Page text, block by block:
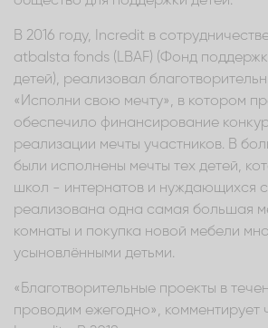
В 2016 году, Incredit в
atbalsta fonds (LBAF) (Фонд
детей), реализовал
«Исполни свою мечту», в котором
обеспечило финансирование
реализации мечты участников. В
были исполнены мечты тех детей,
школ - интернатов и нуждающихся
реализована одна самая большая
комнаты и покупка новой мебели
усыновлёнными детьми.
«Благотворительные проекты в
проводим ежегодно», комментирует